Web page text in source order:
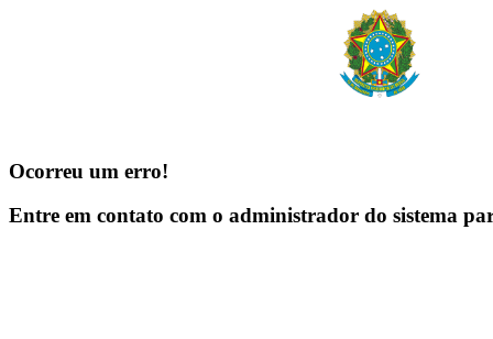
Ocorreu um erro!
Entre em contato com o administrador do sistema